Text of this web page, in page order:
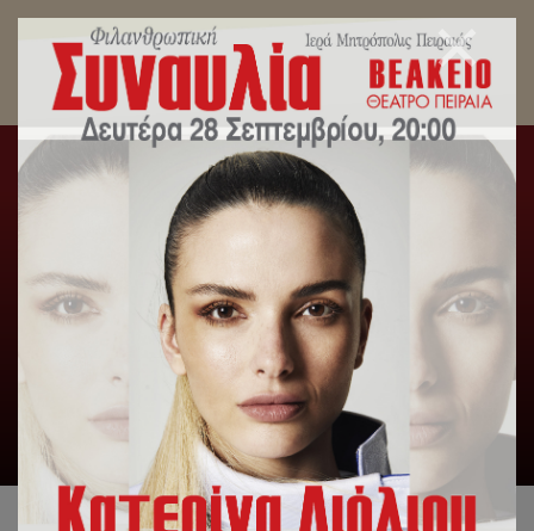
Αγιασμός νέας σχολικής χρονιάς, στα
Εκπαιδευτήρια της Ιεράς Μητροπόλεως
Πειραιώς
Αρχική / Εκπαιδευτήρια /
Αγιασμός νέας σχολικής χρονιάς,